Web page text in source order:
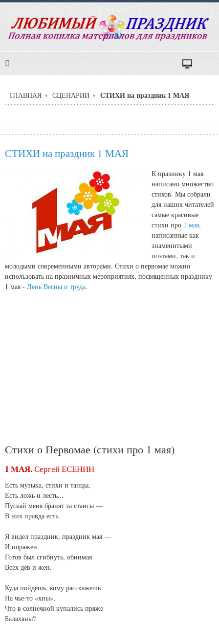
ГЛАВНАЯ СЦЕНАРИИ СТИХИ на праздник 1 МАЯ
СТИХИ на праздник 1 МАЯ
К празнику 1 мая
написано множество
стихов. Мы собрали
для наших читателей
самые красивые
стихи про 1 мая,
написанные как
знаменитыми
поэтами, так и
молодыми современными авторами. Стихи о первомае можно
использовать на празничных мероприятиях, посвященных празднику
1 мая - День Весны и труда.
Стихи о Первомае (стихи про 1 мая)
1 МАЯ.Сергей ЕСЕНИН
Есть музыка, стихи и танцы,
Есть ложь и лесть...
Пускай меня бранят за стансы —
В них правда есть.
Я видел праздник, праздник мая —
И поражен.
Готов был сгибнуть, обнимая
Всех дев и жен.
Куда пойдешь, кому расскажешь
На чье-то «хны»,
Что в солнечной купались пряже
Балаханы?